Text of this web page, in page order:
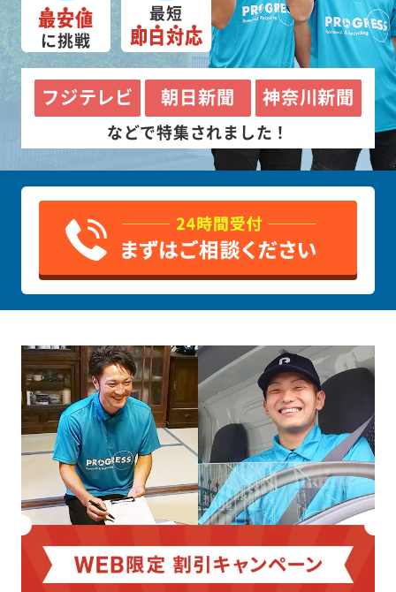
最安値
に挑戦
最短
即日対応
フジテレビ 朝日新聞 神奈川新聞
などで特集されました！